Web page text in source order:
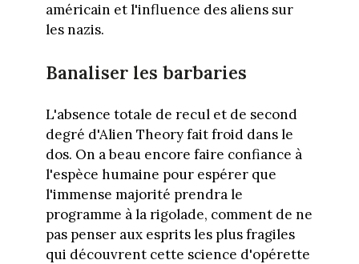
américain et l'influence des aliens sur
les nazis.
Banaliser les barbaries
L'absence totale de recul et de second
degré d'Alien Theory fait froid dans le
dos. On a beau encore faire confiance à
l'espèce humaine pour espérer que
l'immense majorité prendra le
programme à la rigolade, comment de ne
pas penser aux esprits les plus fragiles
qui découvrent cette science d'opérette